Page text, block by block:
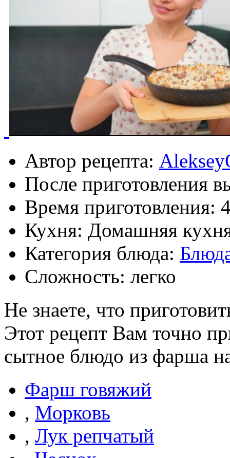
Автор рецепта:
После приготовления
Время приготовления:
Кухня: Домашняя
Категория блюда:
Сложность: легко
Не знаете, что
Этот рецепт Вам точно
сытное блюдо из фарша
Фарш говяжий
, Морковь
, Лук репчатый